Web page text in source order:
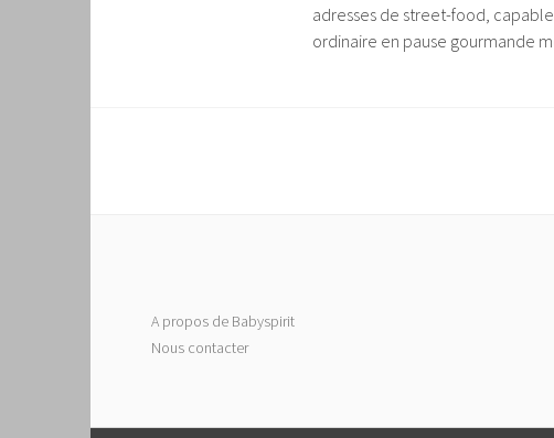
adresses de street-food,
ordinaire en pause gourmande
A propos de Babyspirit
Nous contacter